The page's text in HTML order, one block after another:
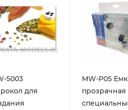
5003
для
MW-P05
прозрачная